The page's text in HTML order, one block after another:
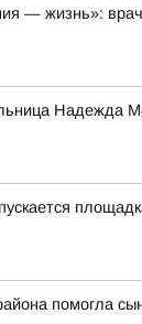
— жизнь»:
Надежда
помогла